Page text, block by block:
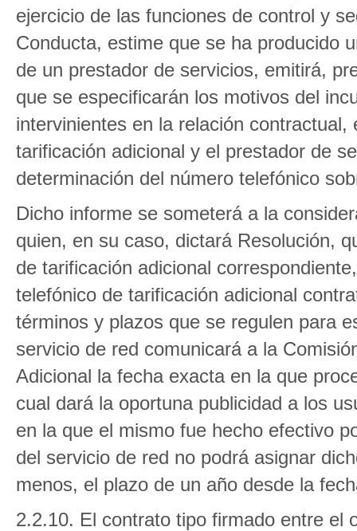
ejercicio de las funciones de control y
Conducta, estime que se ha producido
de un prestador de servicios, emitirá,
que se especificarán los motivos del
intervinientes en la relación
tarificación adicional y el prestador de
determinación del número telefónico
Dicho informe se someterá a la
quien, en su caso, dictará Resolución,
de tarificación adicional
telefónico de tarificación adicional
términos y plazos que se regulen para
servicio de red comunicará a la
Adicional la fecha exacta en la que
cual dará la oportuna publicidad a los
en la que el mismo fue hecho efectivo
del servicio de red no podrá asignar
menos, el plazo de un año desde la
2.2.10. El contrato tipo firmado entre el